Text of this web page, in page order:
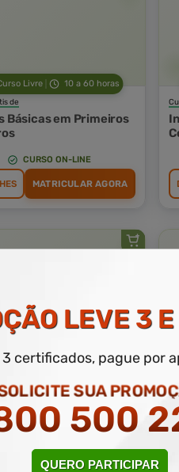
Livre 10 a 60 horas
de
Básicas em Primeiros
CURSO ON-LINE
MATRICULAR AGORA
Industrial
CURSO ON-LINE
MATRICULAR AGORA
LEVE 3 E
3 certificados, pague por
SUA
500
QUERO PARTICIPAR